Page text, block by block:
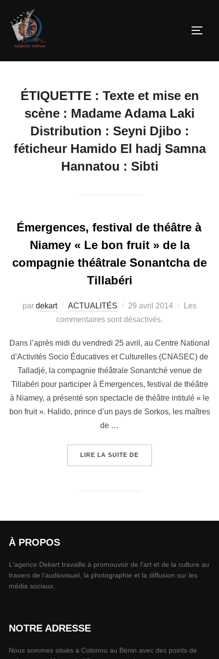
ÉTIQUETTE : Texte et mise en
scène : Madame Adama Laki
Distribution : Seyni Djibo :
féticheur Hamido El hadj Samna
Hannatou : Sibti
Émergences, festival de théâtre à
Niamey « Le bon fruit » de la
compagnie théâtrale Sonantcha de
Tillabéri
par dekart ACTUALITÉS 29 avril 2014
Les
commentaires sont désactivés.
Dans l’après midi du vendredi 25 avril, au Centre National
d’Activités Socio Éducatives et Culturelles (CNASEC) de
Talladjé, la compagnie théâtrale Sonantché venue de
Tillabéri pour participer à Émergences, festival de théâtre
à Niamey, a présenté son spectacle de théâtre intitulé « le
bon fruit ». Halido, prince d’un pays de Sorkos, les maîtres
de …
LIRE LA SUITE DE
À PROPOS
L'agence Dekart travaille à promouvoir de l'art et de la culture au
travers de l'audiovisuel, la photographie et la diffusion sur les
média sociaux.
NOTRE ADRESSE
Nous sommes situés à Cotonou au Bénin avec des points de